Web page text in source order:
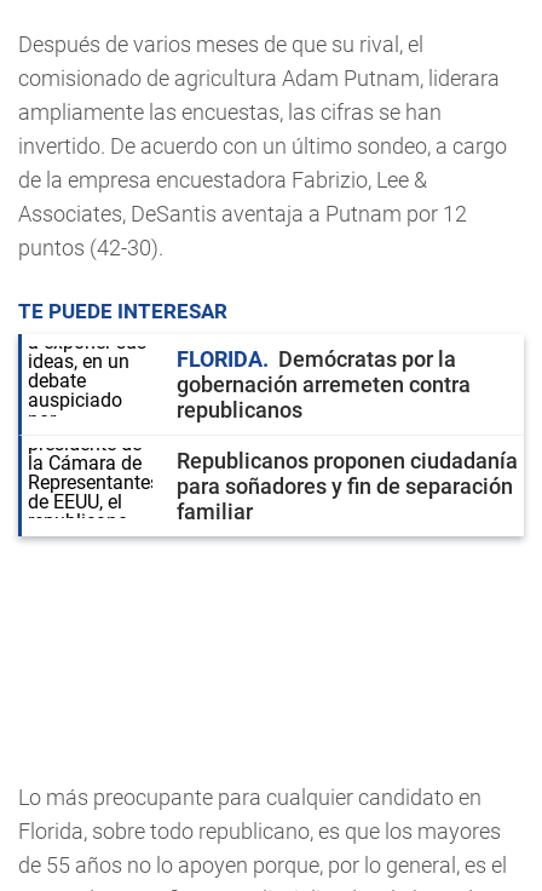
Después de varios meses de que su rival, el
comisionado de agricultura Adam Putnam, liderara
ampliamente las encuestas, las cifras se han
invertido. De acuerdo con un último sondeo, a cargo
de la empresa encuestadora Fabrizio, Lee &
Associates, DeSantis aventaja a Putnam por 12
puntos (42-30).
TE PUEDE INTERESAR
FLORIDA
Demócratas por la
gobernación arremeten contra
republicanos
Republicanos proponen ciudadanía
para soñadores y fin de separación
familiar
Lo más preocupante para cualquier candidato en
Florida, sobre todo republicano, es que los mayores
de 55 años no lo apoyen porque, por lo general, es el